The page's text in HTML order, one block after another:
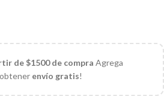
de $1500 de compra Agrega
envío gratis!